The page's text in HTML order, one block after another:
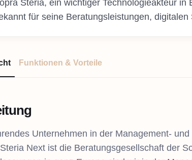
Steria, ein wichtiger Technologieakteur
für seine Beratungsleistungen,
Funktionen & Vorteile
Unternehmen in der Management-
Next ist die Beratungsgesellschaft der